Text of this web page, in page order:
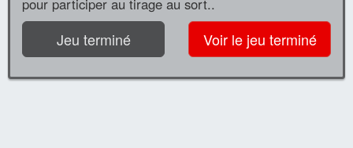
Jeu terminé Voir le jeu terminé